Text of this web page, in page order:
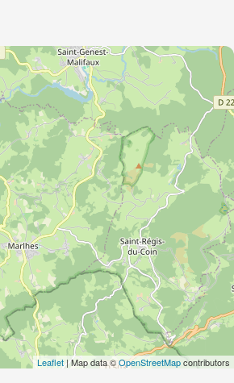
Leaflet| Map data ©OpenStreetMapcontributors